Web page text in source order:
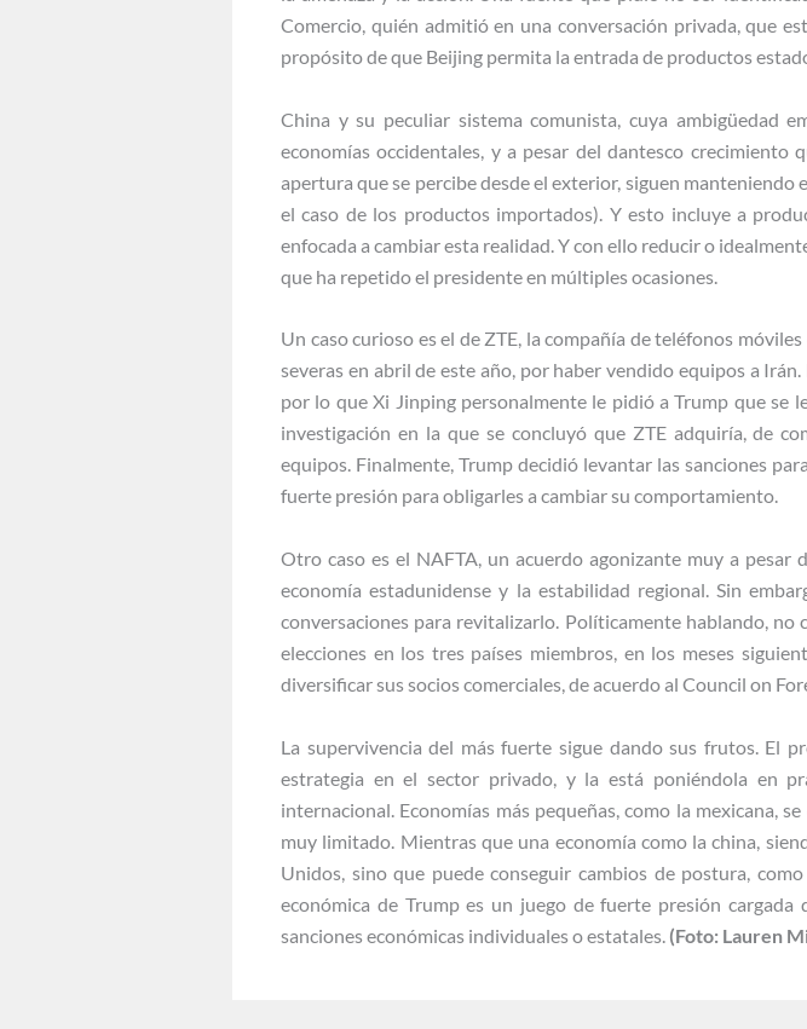
Comercio, quién admitió en una conversación privada, que
propósito de que Beijing permita la entrada de productos
China y su peculiar sistema comunista, cuya ambigüedad
economías occidentales, y a pesar del dantesco
apertura que se percibe desde el exterior, siguen
el caso de los productos importados). Y esto incluye a
enfocada a cambiar esta realidad. Y con ello reducir o
que ha repetido el presidente en múltiples ocasiones.
Un caso curioso es el de ZTE, la compañía de teléfonos
severas en abril de este año, por haber vendido equipos a
por lo que Xi Jinping personalmente le pidió a Trump que se
investigación en la que se concluyó que ZTE adquiría, de
equipos. Finalmente, Trump decidió levantar las sanciones
fuerte presión para obligarles a cambiar su comportamiento.
Otro caso es el NAFTA, un acuerdo agonizante muy a
economía estadunidense y la estabilidad regional. Sin
conversaciones para revitalizarlo. Políticamente hablando, no
elecciones en los tres países miembros, en los meses
diversificar sus socios comerciales, de acuerdo al Council on
La supervivencia del más fuerte sigue dando sus frutos. El
estrategia en el sector privado, y la está poniéndola en
internacional. Economías más pequeñas, como la mexicana,
muy limitado. Mientras que una economía como la china,
Unidos, sino que puede conseguir cambios de postura,
económica de Trump es un juego de fuerte presión cargada
sanciones económicas individuales o estatales. (Foto: Lauren